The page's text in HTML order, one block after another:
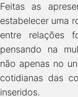
Feitas as
estabelecer uma
entre relações
pensando na
não apenas no
cotidianas das
inseridos.